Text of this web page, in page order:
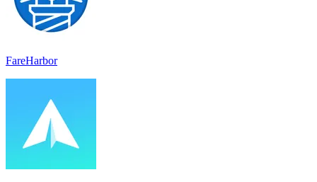
FareHarbor